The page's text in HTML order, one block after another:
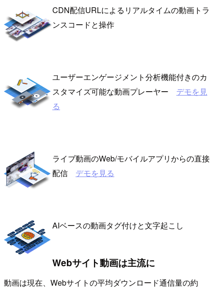
CDN配信URLによるリアルタイムの動画トラ
ンスコードと操作
ユーザーエンゲージメント分析機能付きのカ
スタマイズ可能な動画プレーヤー デモを見
る
ライブ動画のWeb/モバイルアプリからの直接
配信 デモを見る
AIベースの動画タグ付けと文字起こし
Webサイト動画は主流に
動画は現在、Webサイトの平均ダウンロード通信量の約